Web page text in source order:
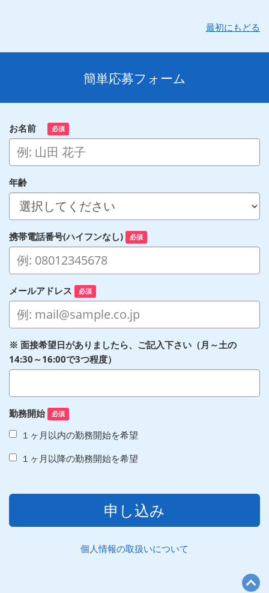
最初にもどる
簡単応募フォーム
お名前 必須
年齢
携帯電話番号(ハイフンなし) 必須
メールアドレス 必須
※ 面接希望日がありましたら、ご記入下さい（月～土の
14:30～16:00で3つ程度）
勤務開始 必須
１ヶ月以内の勤務開始を希望
１ヶ月以降の勤務開始を希望
申し込み
個人情報の取扱いについて